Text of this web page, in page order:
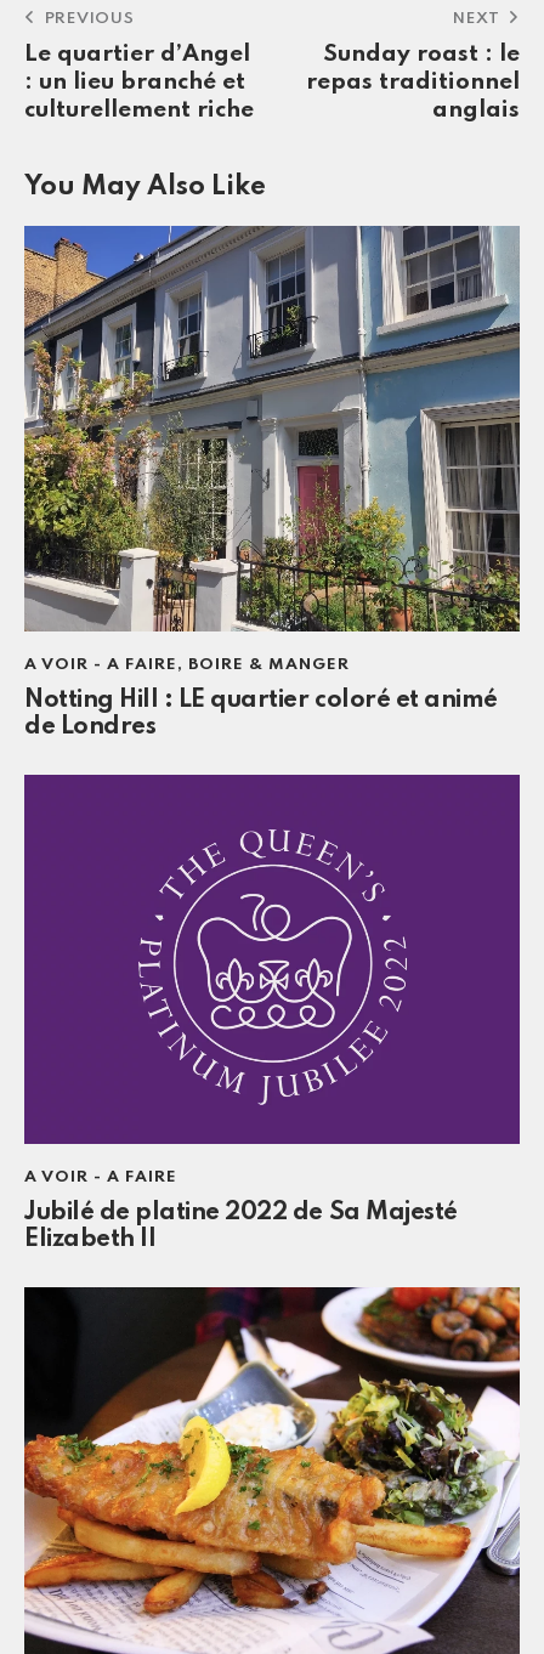
PREVIOUS
Le quartier d’Angel
: un lieu branché et
culturellement riche
NEXT
Sunday roast : le
repas traditionnel
anglais
You May Also Like
A VOIR - A FAIRE , BOIRE & MANGER
Notting Hill : LE quartier coloré et animé
de Londres
A VOIR - A FAIRE
Jubilé de platine 2022 de Sa Majesté
Elizabeth II